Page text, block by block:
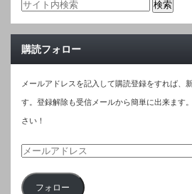
購読フォロー
メールアドレスを記入して購読登録をすれば、
す。登録解除も受信メールから簡単に出来ます
さい！
メ
ル
フォロー